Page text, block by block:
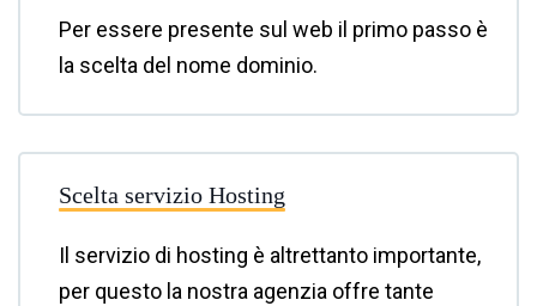
Per essere presente sul web il primo passo è
la scelta del nome dominio.
Scelta servizio Hosting
Il servizio di hosting è altrettanto importante,
per questo la nostra agenzia offre tante